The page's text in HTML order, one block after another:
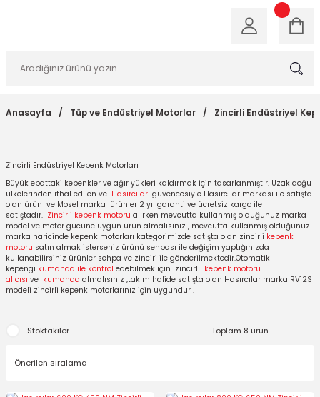
Anasayfa Tüp ve Endüstriyel Motorlar Zincirli Endüstriyel
Zincirli Endüstriyel Kepenk Motorları
Büyük ebattaki kepenkler ve ağır yükleri kaldırmak için tasarlanmıştır. Uzak doğu
ülkelerinden ithal edilen ve Hasırcılar güvencesiyle Hasırcılar markası ile satışta
olan ürün ve Mosel marka ürünler 2 yıl garanti ve ücretsiz kargo ile
satıştadır. Zincirli kepenk motoru alırken mevcutta kullanmış olduğunuz marka
model ve motor gücüne uygun ürün almalısınız , mevcutta kullanmış olduğunuz
marka haricinde kepenk motorları kategorimizde satışta olan zincirli kepenk
motoru satın almak isterseniz ürünü sehpası ile değişim yaptığınızda
kullanabilirsiniz ürünler sehpa ve zinciri ile gönderilmektedir.Otomatik
kepengi kumanda ile kontrol edebilmek için zincirli kepenk motoru
alıcısı ve kumanda almalısınız ,takım halide satışta olan Hasırcılar marka RV12S
modeli zincirli kepenk motorlarınız için uygundur .
Stoktakiler Toplam 8 ürün